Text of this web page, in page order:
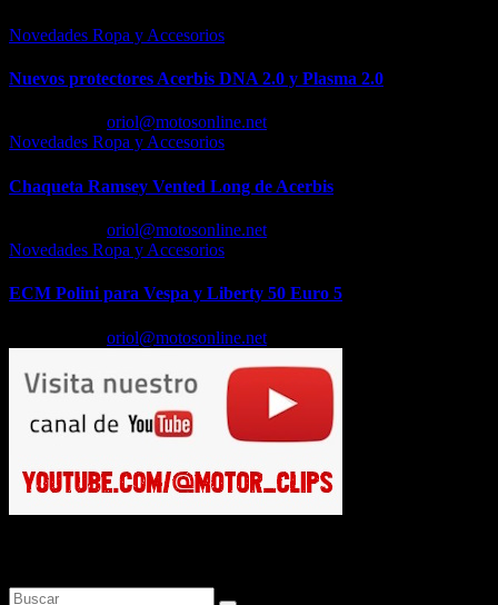
Novedades Ropa y Accesorios
Nuevos protectores Acerbis DNA 2.0 y Plasma 2.0
oriol@motosonline.net
Novedades Ropa y Accesorios
Chaqueta Ramsey Vented Long de Acerbis
oriol@motosonline.net
Novedades Ropa y Accesorios
ECM Polini para Vespa y Liberty 50 Euro 5
oriol@motosonline.net